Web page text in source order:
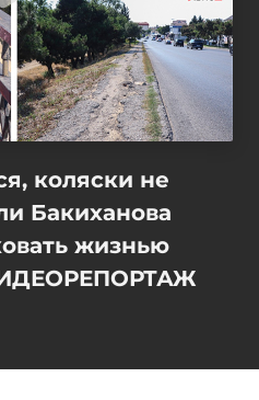
коляски не
Бакиханова
жизнью